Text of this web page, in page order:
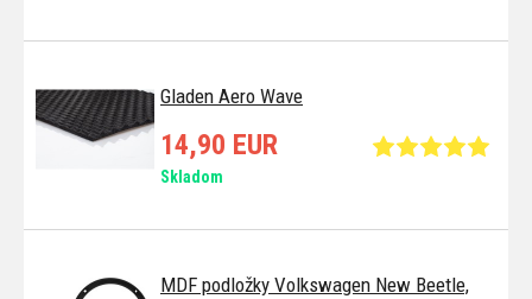
Gladen Aero Wave
14,90 EUR
Skladom
MDF podložky Volkswagen New Beetle,